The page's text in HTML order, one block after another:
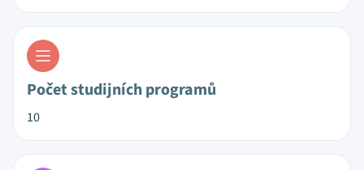
Počet studijních programů
10